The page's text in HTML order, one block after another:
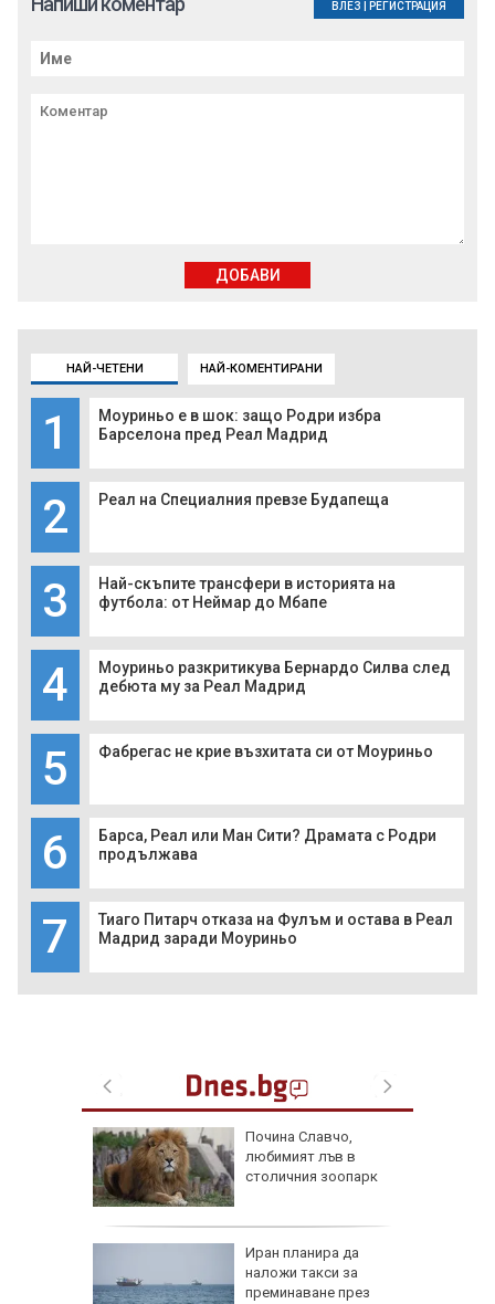
НАЙ-ЧЕТЕНИ НАЙ-КОМЕНТИРАНИ
1
Моуриньо е в шок: защо Родри избра
Барселона пред Реал Мадрид
2 Реал на Специалния превзе Будапеща
3
Най-скъпите трансфери в историята на
футбола: от Неймар до Мбапе
4
Моуриньо разкритикува Бернардо Силва след
дебюта му за Реал Мадрид
5 Фабрегас не крие възхитата си от Моуриньо
6
Барса, Реал или Ман Сити? Драмата с Родри
продължава
7
Тиаго Питарч отказа на Фулъм и остава в Реал
Мадрид заради Моуриньо
Почина Славчо,
любимият лъв в
столичния зоопарк
Иран планира да
наложи такси за
преминаване през
ВЛЕЗ РЕГИСТРАЦИЯ
ДОБАВИ